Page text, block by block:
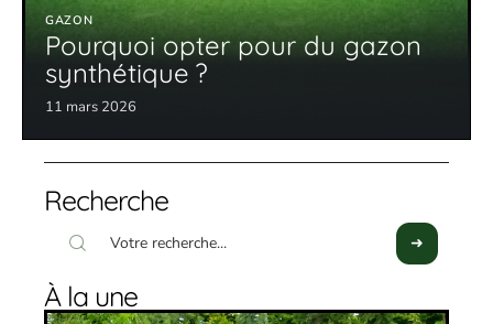
GAZON
Pourquoi opter pour du gazon
synthétique ?
11 mars 2026
Recherche
À la une